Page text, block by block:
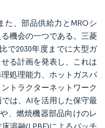
た、部品供給力とMROシ
機会の一つである。三菱
で2030年度までに大型ガ
る計画を発表し、これは
処理能力、ホットガスパ
トラクターネットワーク
は、AIを活用した保守最
、燃焼機器部品向けのレ